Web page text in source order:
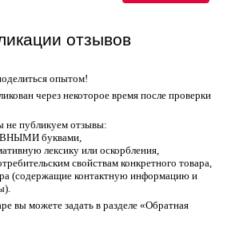
отзывов
опытом!
через некоторое время после проверки
не публикуем отзывы:
буквами,
лексику или оскорбления,
свойствам конкретного товара,
(содержащие контактную информацию и
вы можете задать в разделе «Обратная